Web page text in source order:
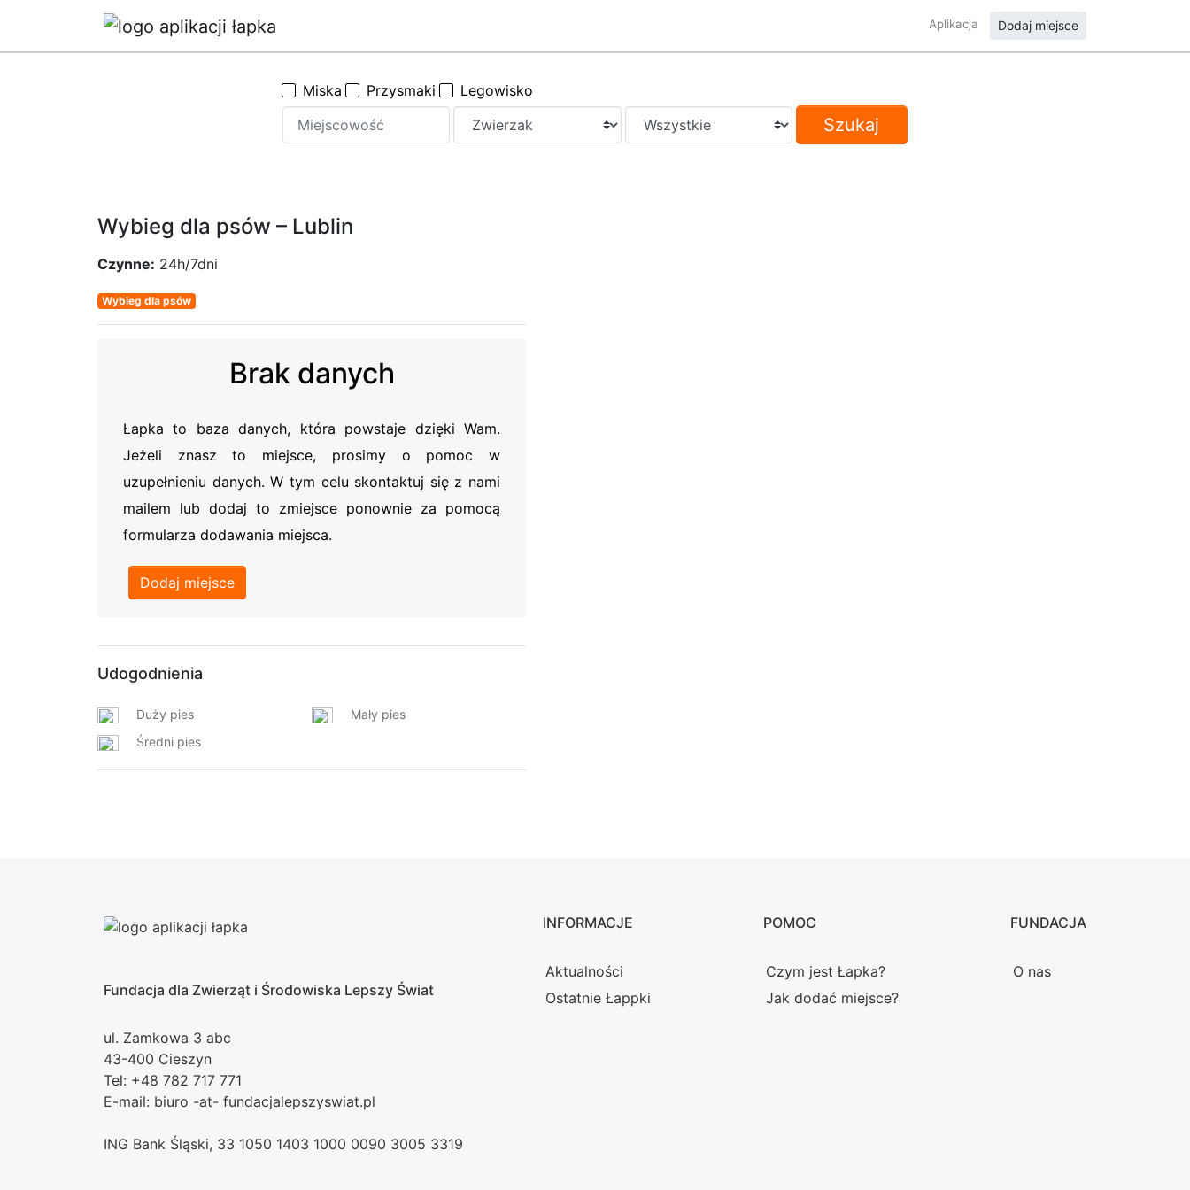
Aplikacja Dodaj miejsce
Miska Przysmaki Legowisko
Szukaj
Wybieg dla psów – Lublin
Czynne: 24h/7dni
Wybieg dla psów
Brak danych
Łapka to baza danych, która powstaje dzięki Wam.
Jeżeli znasz to miejsce, prosimy o pomoc w
uzupełnieniu danych. W tym celu skontaktuj się z nami
mailem lub dodaj to zmiejsce ponownie za pomocą
formularza dodawania miejsca.
Dodaj miejsce
Udogodnienia
Duży pies
Mały pies
Średni pies
Fundacja dla Zwierząt i Środowiska Lepszy Świat
ul. Zamkowa 3 abc
43-400 Cieszyn
Tel: +48 782 717 771
E-mail: biuro -at- fundacjalepszyswiat.pl
INFORMACJE
Aktualności
Ostatnie Łappki
POMOC
Czym jest Łapka?
Jak dodać miejsce?
FUNDACJA
O nas
ING Bank Śląski, 33 1050 1403 1000 0090 3005 3319